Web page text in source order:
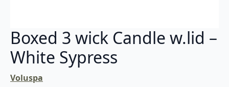
Boxed 3 wick Candle w.lid –
White Sypress
Voluspa